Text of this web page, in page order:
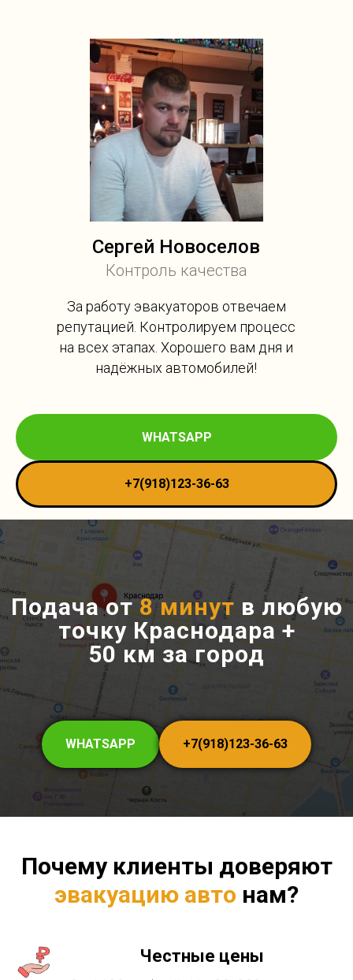
Сергей Новоселов
Контроль качества
За работу эвакуаторов отвечаем
репутацией. Контролируем процесс
на всех этапах. Хорошего вам дня и
надёжных автомобилей!
WHATSAPP
+7(918)123-36-63
Подача от8 минут в любую
точку Краснодара +
50 км за город
WHATSAPP +7(918)123-36-63
Почему клиенты доверяют
эвакуацию авто нам?
Честные цены